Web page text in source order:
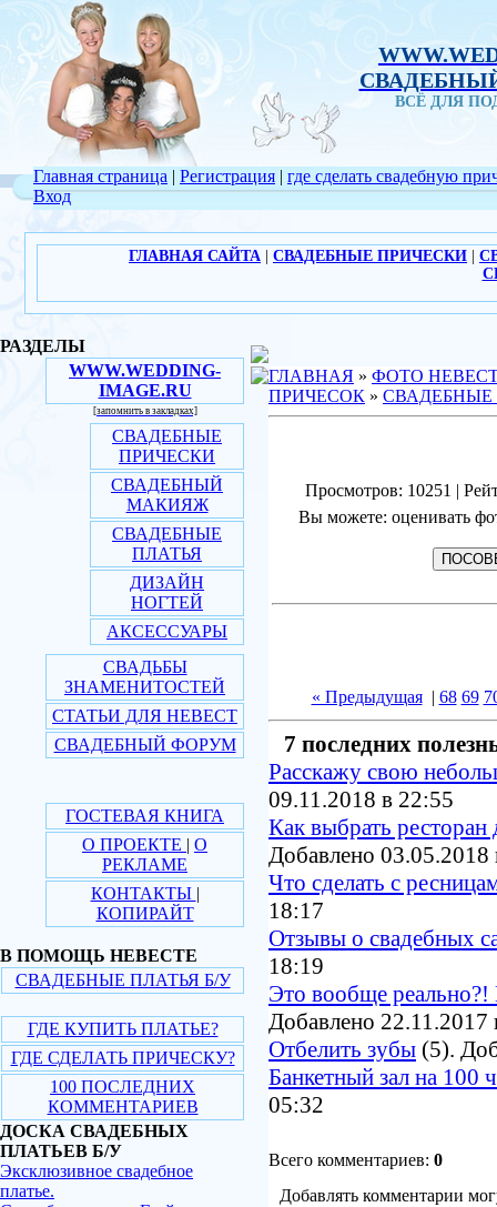
ВСЁ ДЛЯ
Главная страница | Регистрация |
Вход
где сделать свадебную
ГЛАВНАЯ САЙТА СВАДЕБНЫЕ ПРИЧЕСКИ
РАЗДЕЛЫ
WWW.WEDDING-
IMAGE.RU
[запомнить в закладках]
СВАДЕБНЫЕ
ПРИЧЕСКИ
СВАДЕБНЫЙ
МАКИЯЖ
СВАДЕБНЫЕ
ПЛАТЬЯ
ДИЗАЙН
НОГТЕЙ
АКСЕССУАРЫ
СВАДЬБЫ
ЗНАМЕНИТОСТЕЙ
СТАТЬИ ДЛЯ НЕВЕСТ
СВАДЕБНЫЙ ФОРУМ
ГОСТЕВАЯ КНИГА
О ПРОЕКТЕ | О
РЕКЛАМЕ
КОНТАКТЫ |
КОПИРАЙТ
В ПОМОЩЬ НЕВЕСТЕ
СВАДЕБНЫЕ ПЛАТЬЯ Б/У
ГДЕ КУПИТЬ ПЛАТЬЕ?
ГДЕ СДЕЛАТЬ ПРИЧЕСКУ?
100 ПОСЛЕДНИХ
КОММЕНТАРИЕВ
ДОСКА СВАДЕБНЫХ
ПЛАТЬЕВ Б/У
Эксклюзивное свадебное
платье.
ГЛАВНАЯ » ФОТО
ПРИЧЕСОК »
Просмотров: 10251 |
Вы можете: оценивать
« Предыдущая| 68 69
7 последних
Расскажу свою
09.11.2018 в 22:55
Как выбрать
Добавлено 03.05.2018
Что сделать с
18:17
Отзывы о свадебных
18:19
Это вообще реально?!
Добавлено 22.11.2017
Отбелить зубы (5).
Банкетный зал на 100
05:32
Всего комментариев: 0
Добавлять комментарии